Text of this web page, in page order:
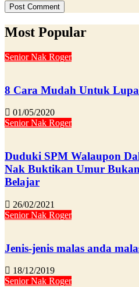
Most Popular
Senior Nak Roger
8 Cara Mudah Untuk
01/05/2020
Senior Nak Roger
Duduki SPM Walaupon
Nak Buktikan Umur
Belajar
26/02/2021
Senior Nak Roger
Jenis-jenis malas anda
18/12/2019
Senior Nak Roger